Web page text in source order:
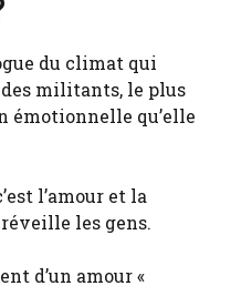
du climat qui
militants, le plus
émotionnelle qu’elle
l’amour et la
réveille les gens.
d’un amour «